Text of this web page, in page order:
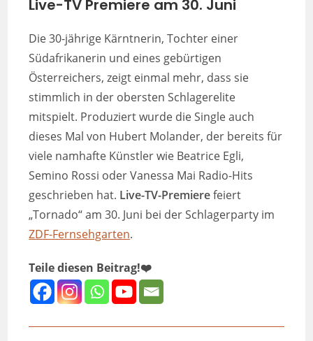
Live-TV Premiere am 30. Juni
Die 30-jährige Kärntnerin, Tochter einer
Südafrikanerin und eines gebürtigen
Österreichers, zeigt einmal mehr, dass sie
stimmlich in der obersten Schlagerelite
mitspielt. Produziert wurde die Single auch
dieses Mal von Hubert Molander, der bereits für
viele namhafte Künstler wie Beatrice Egli,
Semino Rossi oder Vanessa Mai Radio-Hits
geschrieben hat. Live-TV-Premierefeiert
„Tornado“ am 30. Juni bei der Schlagerparty im
ZDF-Fernsehgarten.
Teile diesen Beitrag!❤️